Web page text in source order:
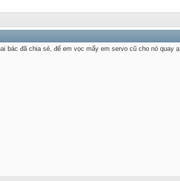
bác đã chia sẻ, để em vọc mấy em servo cũ cho nó quay ạ